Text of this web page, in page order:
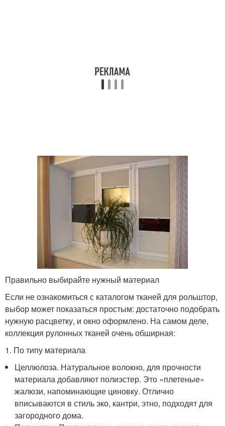
Правильно выбирайте нужный материал
Если не ознакомиться с каталогом тканей для рольштор,
выбор может показаться простым: достаточно подобрать
нужную расцветку, и окно оформлено. На самом деле,
коллекция рулонных тканей очень обширная:
1. По типу материала
Целлюлоза. Натуральное волокно, для прочности
материала добавляют полиэстер. Это «плетеные»
жалюзи, напоминающие циновку. Отлично
вписываются в стиль эко, кантри, этно, подходят для
загородного дома.